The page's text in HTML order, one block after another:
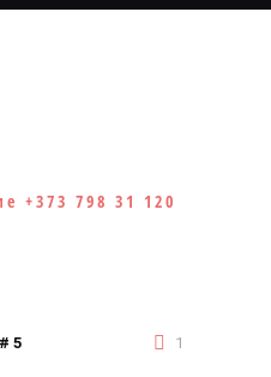
+373 798 31 120
1